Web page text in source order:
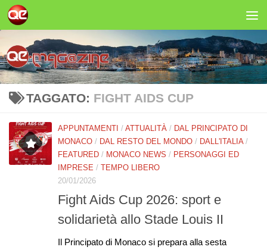
Salta al contenuto
TAGGATO: FIGHT AIDS CUP
APPUNTAMENTI / ATTUALITÀ / DAL PRINCIPATO DI
MONACO / DAL RESTO DEL MONDO / DALL'ITALIA/
FEATURED / MONACO NEWS / PERSONAGGI ED
IMPRESE / TEMPO LIBERO
20/01/2026
Fight Aids Cup 2026: sport e
solidarietà allo Stade Louis II
Il Principato di Monaco si prepara alla sesta